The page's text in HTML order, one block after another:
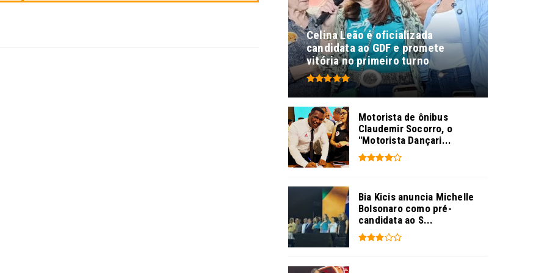
Celina Leão é oficializada
candidata ao GDF e promete
vitória no primeiro turno
Motorista de ônibus
Claudemir Socorro, o
"Motorista Dançari...
Bia Kicis anuncia Michelle
Bolsonaro como pré-
candidata ao S...